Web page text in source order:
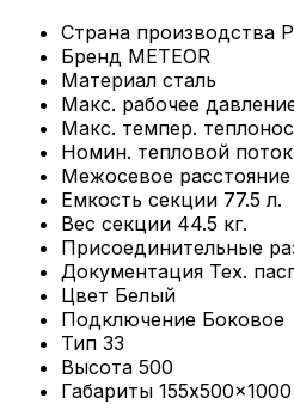
Страна производства
Бренд METEOR
Материал сталь
Макс. рабочее
Макс. темпер.
Номин. тепловой поток
Межосевое расстояние
Емкость секции 77.5 л.
Вес секции 44.5 кг.
Присоединительные
Документация Тех.
Цвет Белый
Подключение Боковое
Тип 33
Высота 500
Габариты 155x500x1000